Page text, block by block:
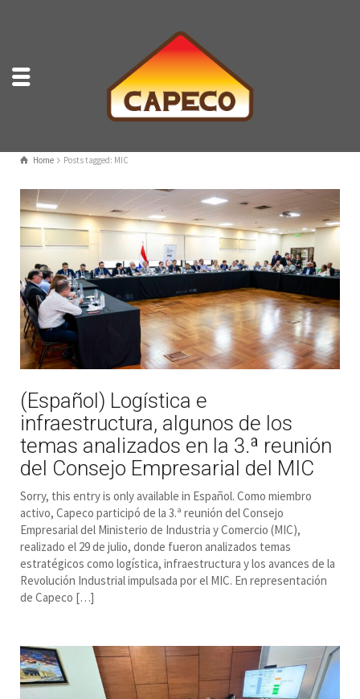
Home Posts tagged: MIC
(Español) Logística e
infraestructura, algunos de los
temas analizados en la 3.ª reunión
del Consejo Empresarial del MIC
Sorry, this entry is only available in Español. Como miembro
activo, Capeco participó de la 3.ª reunión del Consejo
Empresarial del Ministerio de Industria y Comercio (MIC),
realizado el 29 de julio, donde fueron analizados temas
estratégicos como logística, infraestructura y los avances de la
Revolución Industrial impulsada por el MIC. En representación
de Capeco […]